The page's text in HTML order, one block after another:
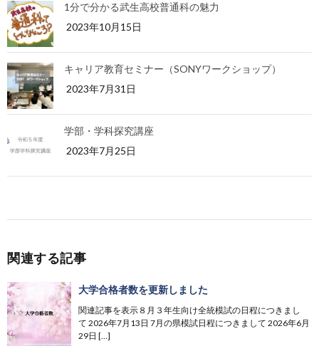
1分で分かる武生高校普通科の魅力
2023年10月15日
キャリア教育セミナー（SONYワークショップ）
2023年7月31日
学部・学科探究講座
2023年7月25日
関連する記事
大学合格者数を更新しました
関連記事を表示８月３年生向け全統模試の日程につきまし
て 2026年7月13日 7月の県模試日程につきまして 2026年6月
29日 […]